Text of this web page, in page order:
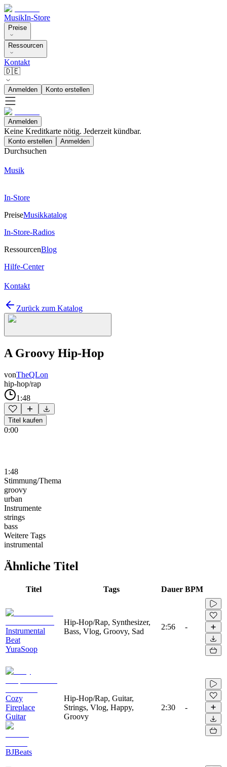
MusikIn-Store
Preise
Ressourcen
Kontakt
🇩🇪
Anmelden Konto erstellen
Anmelden
Keine Kreditkarte nötig. Jederzeit kündbar.
Konto erstellen Anmelden
Durchsuchen
Musik
In-Store
PreiseMusikkatalog
In-Store-Radios
RessourcenBlog
Hilfe-Center
Kontakt
Zurück zum Katalog
A Groovy Hip-Hop
vonTheQLon
hip-hop/rap
1:48
Titel kaufen
0:00
1:48
Stimmung/Thema
groovy
urban
Instrumente
strings
bass
Weitere Tags
instrumental
Ähnliche Titel
Titel Tags Dauer BPM
Instrumental
Beat
YuraSoop
Hip-Hop/Rap, Synthesizer,
Bass, Vlog, Groovy, Sad
2:56 -
Cozy
Fireplace
Guitar
BJBeats
Hip-Hop/Rap, Guitar,
Strings, Vlog, Happy,
Groovy
2:30 -